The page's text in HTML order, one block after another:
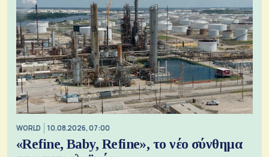
WORLD 10.08.2026, 07:00
«Refine, Baby, Refine», το νέο σύνθημα